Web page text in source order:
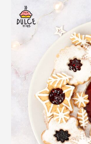
Smoothies
Ceva Dulce
Biscuiți, Bomboane și
Fursecuri
Brioșe și Checuri
Budinci, Jeleuri și Sufleuri
Cheesecake
Cozonaci